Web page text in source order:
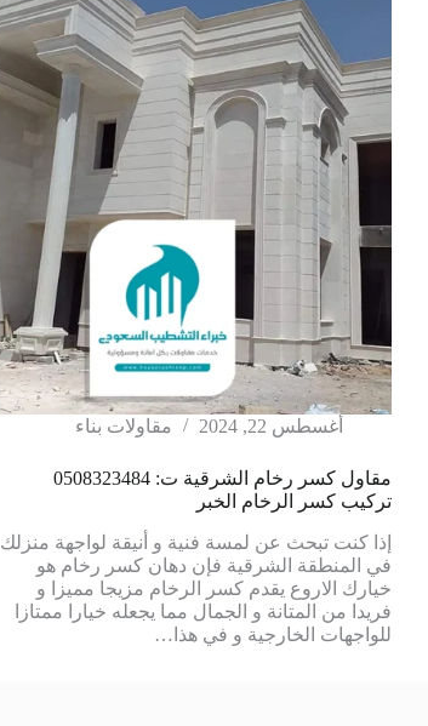
أغسطس 22, 2024 مقاولات بناء
مقاول كسر رخام الشرقية ت: 0508323484
تركيب كسر الرخام الخبر
إذا كنت تبحث عن لمسة فنية و أنيقة لواجهة منزلك
في المنطقة الشرقية فإن دهان كسر رخام هو
خيارك الاروع يقدم كسر الرخام مزيجا مميزا و
فريدا من المتانة و الجمال مما يجعله خيارا ممتازا
للواجهات الخارجية و في هذا…